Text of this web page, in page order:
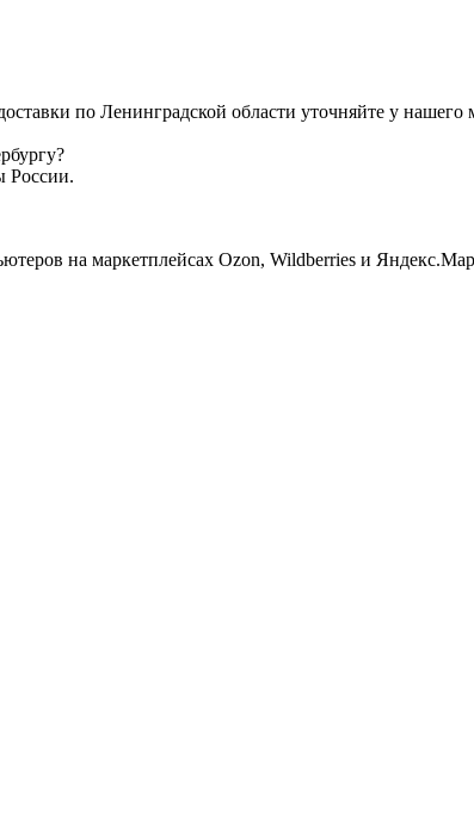
по Ленинградской области уточняйте у нашего
России.
на маркетплейсах Ozon, Wildberries и